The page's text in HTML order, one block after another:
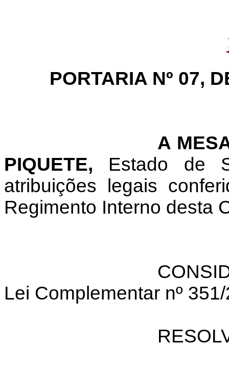
PORTARIA Nº 07,
A
PIQUETE, Estado de
atribuições legais
Regimento Interno desta
Lei Complementar nº